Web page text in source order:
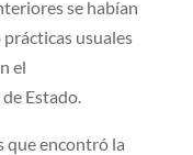
se habían
usuales
el
Estado.
que encontró la